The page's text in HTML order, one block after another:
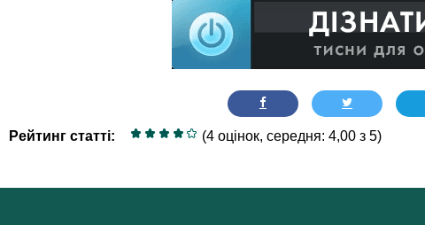
Рейтинг статті: (4 оцінок, середня: 4,00 з 5)